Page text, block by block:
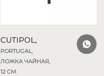
CUTIPOL,
PORTUGAL,
ЛОЖКА ЧАЙНАЯ,
12 СМ.